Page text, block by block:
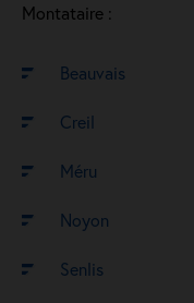
Montataire :
Beauvais
Creil
Méru
Noyon
Senlis